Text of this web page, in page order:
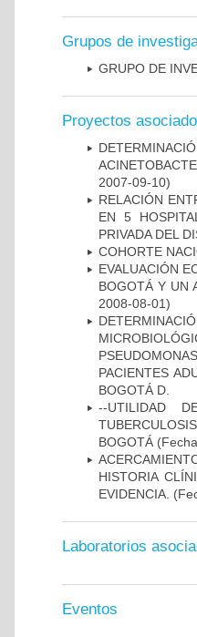
Grupos de
GRUPO DE
Proyectos
2007-09-10)
RELACIÓN
EN 5
PRIVADA DEL
COHORTE
EVALUACIÓN
BOGOTÁ Y UN
2008-08-01)
PACIENTES
BOGOTÁ D.
--UTILIDAD
BOGOTÁ
HISTORIA
EVIDENCIA.
Laboratorios
Eventos